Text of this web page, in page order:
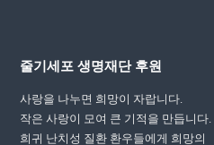
줄기세포 생명재단 후원
사랑을 나누면 희망이 자랍니다.
작은 사랑이 모여 큰 기적을 만듭니다.
희귀 난치성 질환 환우들에게 희망의